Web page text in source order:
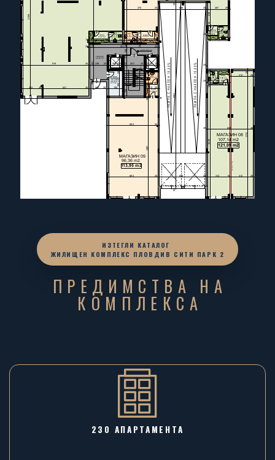
ИЗТЕГЛИ КАТАЛОГ
ЖИЛИЩЕН КОМПЛЕКС ПЛОВДИВ СИТИ ПАРК 2
ПРЕДИМСТВА НА
КОМПЛЕКСА
230 АПАРТАМЕНТА